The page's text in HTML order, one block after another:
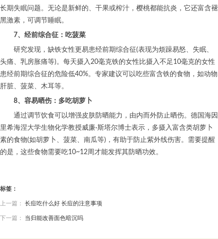
长期失眠问题。无论是新鲜的、干果或榨汁，樱桃都能抗炎，它还富含褪
黑激素，可调节睡眠。
7、经前综合征：吃菠菜
研究发现，缺铁女性更易患经前期综合征(表现为烦躁易怒、失眠、
头痛、乳房胀痛等)。每天摄入20毫克铁的女性比摄入不足10毫克的女性
患经前期综合征的危险低40%。专家建议可以吃些富含铁的食物，如动物
肝脏、菠菜、木耳等。
8、容易晒伤：多吃胡萝卜
通过调节饮食可以增强皮肤防晒能力，由内而外防止晒伤。德国海因
里希海涅大学生物化学教授威廉·斯塔尔博士表示，多摄入富含类胡萝卜
素的食物(如胡萝卜、菠菜、南瓜等)，有助于防止紫外线伤害。需要提醒
的是，这些食物需要吃10~12周才能发挥其防晒功效。
标签：
上一篇： 长痘吃什么好 长痘的注意事项
下一篇： 当归能改善面色暗沉吗